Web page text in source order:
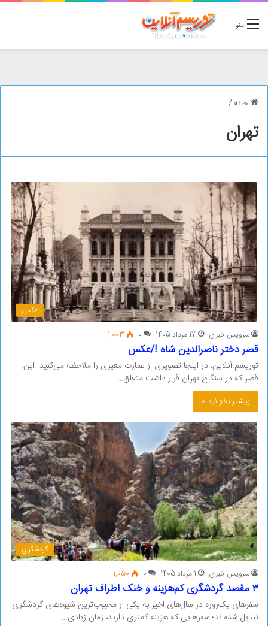
منو
خانه/
تهران
عکس
سرویس خبری 17 مرداد 1405 0
1,003
قصر دختر ناصرالدین شاه !/عکس
توریسم آنلاین: در اینجا تصویری از عمارت معیری را ملاحظه می‌کنید. این
قصر که در سنگلج تهران قرار داشت متعلق…
بیشتر بخوانید »
گردشگری
سرویس خبری 1 مرداد 1405 0
1,050
۳ مقصد گردشگری کم‌هزینه و خنک اطراف تهران
سفرهای یک‌روزه در سال‌های اخیر به یکی از محبوب‌ترین شیوه‌های گردشگری
تبدیل شده‌اند؛ سفرهایی که هزینه کمتری دارند، زمان زیادی…